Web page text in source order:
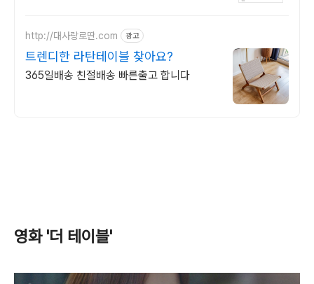
http://대사랑로딴.com 광고
트렌디한 라탄테이블 찾아요?
365일배송 친절배송 빠른출고 합니다
영화 '더 테이블'